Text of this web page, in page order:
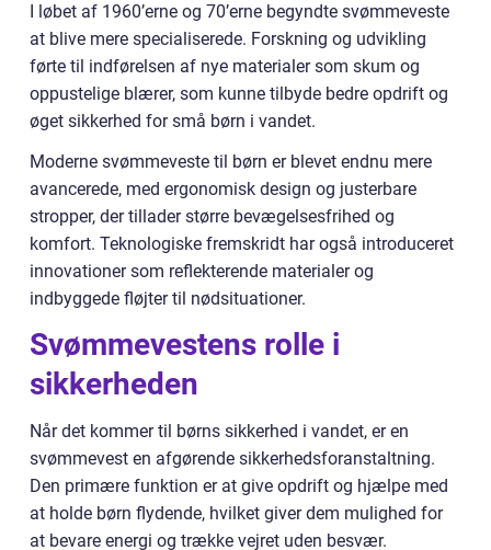
I løbet af 1960’erne og 70’erne begyndte svømmeveste
at blive mere specialiserede. Forskning og udvikling
førte til indførelsen af nye materialer som skum og
oppustelige blærer, som kunne tilbyde bedre opdrift og
øget sikkerhed for små børn i vandet.
Moderne svømmeveste til børn er blevet endnu mere
avancerede, med ergonomisk design og justerbare
stropper, der tillader større bevægelsesfrihed og
komfort. Teknologiske fremskridt har også introduceret
innovationer som reflekterende materialer og
indbyggede fløjter til nødsituationer.
Svømmevestens rolle i
sikkerheden
Når det kommer til børns sikkerhed i vandet, er en
svømmevest en afgørende sikkerhedsforanstaltning.
Den primære funktion er at give opdrift og hjælpe med
at holde børn flydende, hvilket giver dem mulighed for
at bevare energi og trække vejret uden besvær.